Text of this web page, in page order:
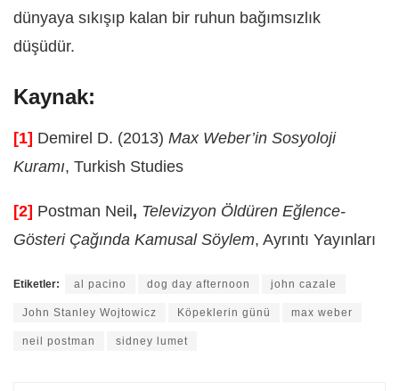
dünyaya sıkışıp kalan bir ruhun bağımsızlık
düşüdür.
Kaynak:
[1] Demirel D. (2013) Max Weber’in Sosyoloji
Kuramı, Turkish Studies
[2] Postman Neil, Televizyon Öldüren Eğlence-
Gösteri Çağında Kamusal Söylem, Ayrıntı Yayınları
Etiketler: al pacino dog day afternoon john cazale
John Stanley Wojtowicz Köpeklerin günü max weber
neil postman sidney lumet